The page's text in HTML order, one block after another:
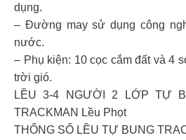
dụng.
– Đường may sử dụng công
nước.
– Phụ kiện: 10 cọc cắm đất và 4
trời gió.
LỀU 3-4 NGƯỜI 2 LỚP TỰ
TRACKMAN Lều Phọt
THỐNG SỐ LỀU TỰ BUNG